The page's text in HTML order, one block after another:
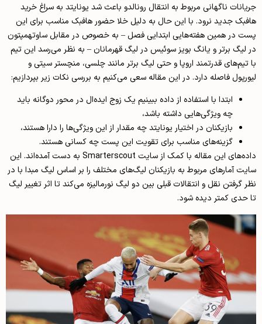
جریانات ناگهانی مربوط به انتقال رونالدو باعث شد یونایتد به سراغ خرید
هافبک جدید نرود. با این حال به دلیل خلا حضور هافبک مناسب برای این
پست در همین هفته‌هایی ابتدایی فصل – به خصوص در مقابل ساوتهمپتون
در لیگ برتر و یانگ بویز سوئیس در لیگ قهرمانان – به نظر می‌رسد این تیم
با تیم‌های قدرتمند اروپا و حتی لیگ برتر مانند چلسی، منچستر سیتی و
لیورپول فاصله دارد. در این مقاله سعی می‌کنیم به بررسی نکات زیر بپردازیم:
ابتدا با استفاده از داده ببینیم یک زوج ایده‌ال در محور دوگانه‌ باید
چه ویژگی‌هایی داشته باشد،
بازیکنان در اختیار یونایتد چه مقدار از این ویژگی‌ها را دارا هستند،
گزینه‌های مناسب برای تقویت این پست چه کسانی هستند.
داده‌های این مقاله با کمک از سایت Smarterscout به دست آمده‌اند. این
سایت آمارهای مربوط به بازیکنان لیگ‌های مختلف را بر اساس لیگ مبدا با در
نظر گرفتن نقل و انتقالات قبلی بین دو لیگ نورمالیزه می‌کند تا اثر تغییر لیگ
تا حدی کمتر دیده شود.